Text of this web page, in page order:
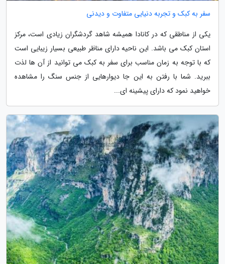
سفر به کبک و تجربه دنیایی متفاوت و دیدنی
یکی از مناطقی که در کانادا همیشه شاهد گردشگران زیادی است، مرکز
استان کبک می باشد. این ناحیه دارای مناظر طبیعی بسیار زیبایی است
که با توجه به زمان مناسب برای سفر به کبک می توانید از آن ها لذت
ببرید. شما با رفتن به این جا دیوارهایی از جنس سنگ را مشاهده
خواهید نمود که دارای پیشینه ای...